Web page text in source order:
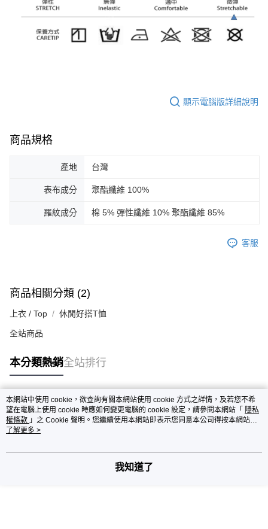
顯示電腦版詳細說明
商品規格
產地 台灣
表布成分 聚酯纖維 100%
羅紋成分 棉 5% 彈性纖維 10% 聚酯纖維 85%
客服
商品相關分類 (2)
上衣 / Top 休閒好搭T恤
全站商品
本分類熱銷全站排行
熱門標籤
本網站中使用 cookie，欲查詢有關本網站使用 cookie 方式之詳情，及若您不希
望在電腦上使用 cookie 時應如何變更電腦的 cookie 設定，請參閱本網站「 隱私
權條款 」之 Cookie 聲明。您繼續使用本網站即表示您同意本公司得按本網站使
用條款之 Cookie 聲明使用 cookie。
了解更多 >
我知道了